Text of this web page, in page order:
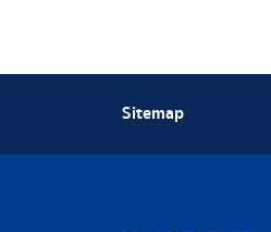
Sitemap